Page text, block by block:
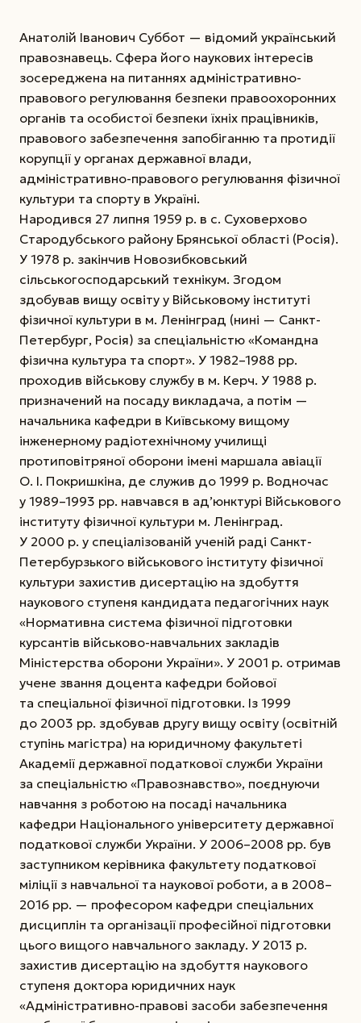
Анатолій Іванович Суббот — відомий український
правознавець. Сфера його наукових інтересів
зосереджена на питаннях адміністративно-
правового регулювання безпеки правоохоронних
органів та особистої безпеки їхніх працівників,
правового забезпечення запобіганню та протидії
корупції у органах державної влади,
адміністративно-правового регулювання фізичної
культури та спорту в Україні.
Народився 27 липня 1959 р. в с. Суховерхово
Стародубського району Брянської області (Росія).
У 1978 р. закінчив Новозибковський
сільськогосподарський технікум. Згодом
здобував вищу освіту у Військовому інституті
фізичної культури в м. Ленінград (нині — Санкт-
Петербург, Росія) за спеціальністю «Командна
фізична культура та спорт». У 1982–1988 рр.
проходив військову службу в м. Керч. У 1988 р.
призначений на посаду викладача, а потім —
начальника кафедри в Київському вищому
інженерному радіотехнічному училищі
протиповітряної оборони імені маршала авіації
О. І. Покришкіна, де служив до 1999 р. Водночас
у 1989–1993 рр. навчався в ад’юнктурі Військового
інституту фізичної культури м. Ленінград.
У 2000 р. у спеціалізованій ученій раді Санкт-
Петербурзького військового інституту фізичної
культури захистив дисертацію на здобуття
наукового ступеня кандидата педагогічних наук
«Нормативна система фізичної підготовки
курсантів військово-навчальних закладів
Міністерства оборони України». У 2001 р. отримав
учене звання доцента кафедри бойової
та спеціальної фізичної підготовки. Із 1999
до 2003 рр. здобував другу вищу освіту (освітній
ступінь магістра) на юридичному факультеті
Академії державної податкової служби України
за спеціальністю «Правознавство», поєднуючи
навчання з роботою на посаді начальника
кафедри Національного університету державної
податкової служби України. У 2006–2008 рр. був
заступником керівника факультету податкової
міліції з навчальної та наукової роботи, а в 2008–
2016 рр. — професором кафедри спеціальних
дисциплін та організації професійної підготовки
цього вищого навчального закладу. У 2013 р.
захистив дисертацію на здобуття наукового
ступеня доктора юридичних наук
«Адміністративно-правові засоби забезпечення